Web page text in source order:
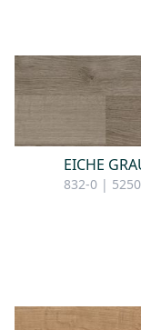
EICHE
832-0 |